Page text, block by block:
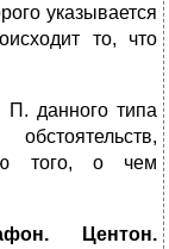
указывается
то, что
П. данного типа
того, о чем
Центон.